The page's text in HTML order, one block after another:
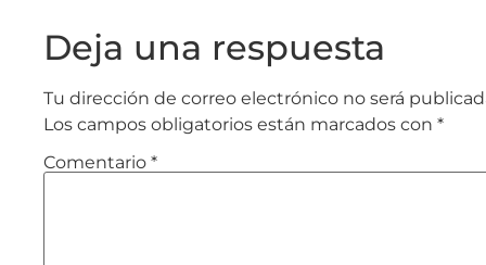
Deja una respuesta
Tu dirección de correo electrónico no será
Los campos obligatorios están marcados con *
Comentario *